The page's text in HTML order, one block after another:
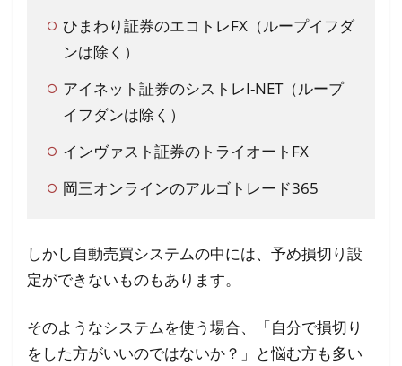
ひまわり証券のエコトレFX（ループイフダ
ンは除く）
アイネット証券のシストレI-NET（ループ
イフダンは除く）
インヴァスト証券のトライオートFX
岡三オンラインのアルゴトレード365
しかし自動売買システムの中には、予め損切り設
定ができないものもあります。
そのようなシステムを使う場合、「自分で損切り
をした方がいいのではないか？」と悩む方も多い